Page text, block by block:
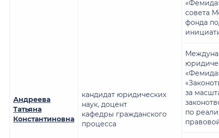
Андреева
Татьяна
Константиновна
кандидат юридических
наук, доцент
кафедры гражданского
процесса
совета
фонда
за
по